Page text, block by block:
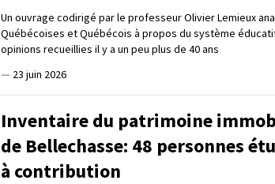
Un ouvrage codirigé par le professeur Olivier Lemieux
Québécoises et Québécois à propos du système
opinions recueillies il y a un peu plus de 40 ans
— 23 juin 2026
Inventaire du patrimoine
de Bellechasse: 48 personnes
à contribution